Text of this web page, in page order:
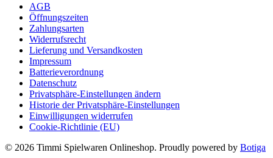
AGB
Öffnungszeiten
Zahlungsarten
Widerrufsrecht
Lieferung und Versandkosten
Impressum
Batterieverordnung
Datenschutz
Privatsphäre-Einstellungen ändern
Historie der Privatsphäre-Einstellungen
Einwilligungen widerrufen
Cookie-Richtlinie (EU)
© 2026 Timmi Spielwaren Onlineshop. Proudly powered by Botiga